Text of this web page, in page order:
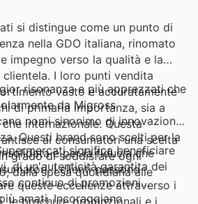
si distingue come un punto di
nella GDO italiana, rinomato
impegno verso la qualità e la
I loro punti vendita
vasto e accuratamente
di primaria importanza, sia a
internazionale. Questa
ai consumatori una scelta
grado di soddisfare ogni
dalla spesa quotidiana alle
risonanza e più apprezzati che
da Migross
nomi sinonimo di innovazione,
Questi brand sono scelti per la
e per la fiducia che
I clienti possono
queste eccellenze attraverso i
le brochure promozionali e i
significa beneficiare
di un'autenticità garantita dei
continuo di promozioni
amati. Incoraggiano